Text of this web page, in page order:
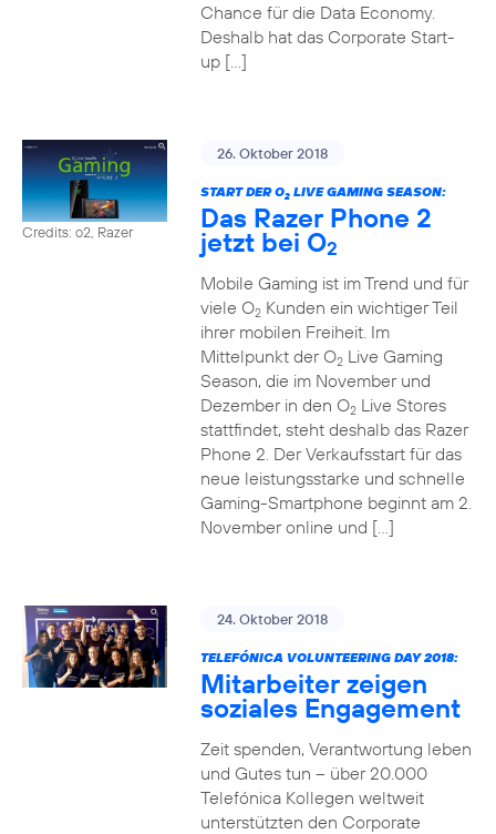
Chance für die Data Economy.
Deshalb hat das Corporate Start-
up […]
Credits: o2, Razer
26. Oktober 2018
START DER O2LIVE GAMING SEASON:
Das Razer Phone 2
jetzt bei O2
Mobile Gaming ist im Trend und für
viele O2Kunden ein wichtiger Teil
ihrer mobilen Freiheit. Im
Mittelpunkt der O2Live Gaming
Season, die im November und
Dezember in den O2Live Stores
stattfindet, steht deshalb das Razer
Phone 2. Der Verkaufsstart für das
neue leistungsstarke und schnelle
Gaming-Smartphone beginnt am 2.
November online und […]
24. Oktober 2018
TELEFÓNICA VOLUNTEERING DAY 2018:
Mitarbeiter zeigen
soziales Engagement
Zeit spenden, Verantwortung leben
und Gutes tun – über 20.000
Telefónica Kollegen weltweit
unterstützten den Corporate